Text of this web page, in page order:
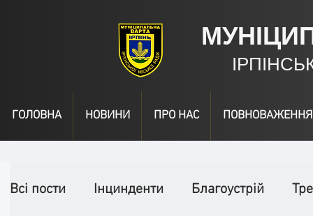
ГОЛОВНА НОВИНИ ПРО НАС ПОВНОВАЖЕННЯ
Всі пости Інцинденти Благоустрій